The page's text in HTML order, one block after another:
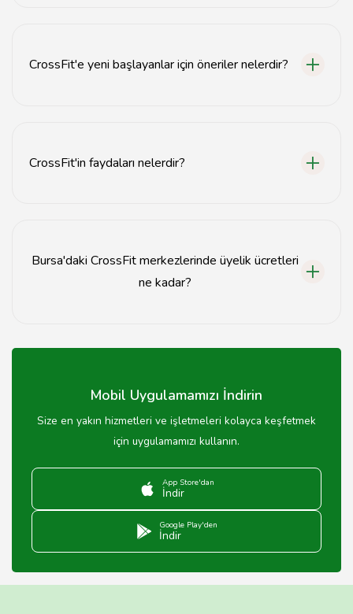
CrossFit'e yeni başlayanlar için öneriler nelerdir?
CrossFit'in faydaları nelerdir?
Bursa'daki CrossFit merkezlerinde üyelik ücretleri
ne kadar?
olup, genellikle aylık 300-600 TL arasında değişir.
Mobil Uygulamamızı İndirin
Size en yakın hizmetleri ve işletmeleri kolayca keşfetmek
için uygulamamızı kullanın.
App Store'dan
İndir
Google Play'den
İndir